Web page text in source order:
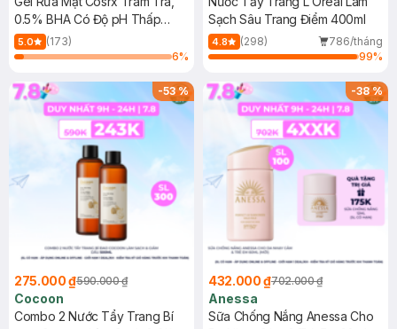
0.5% BHA Có Độ pH Thấp
150ml
5.0
(173)
6%
Sạch Sâu Trang Điểm 400ml
4.8 (298)
786/tháng
99%
-53%
275.000 ₫590.000 ₫
Cocoon
Combo 2 Nước Tẩy Trang Bí
-38%
432.000 ₫702.000 ₫
Anessa
Sữa Chống Nắng Anessa Cho